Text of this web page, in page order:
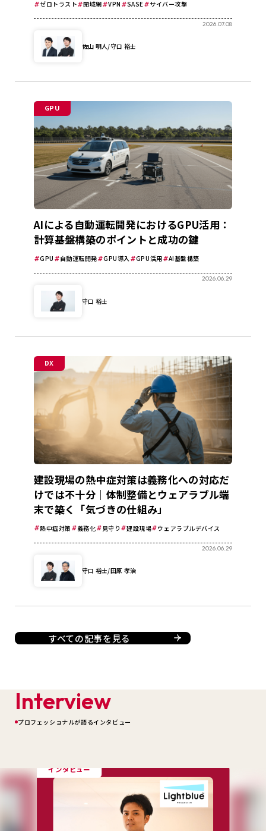
ゼロトラスト 閉域網 VPN SASE サイバー攻撃
2026.07.08
佐山 明人/守口 裕士
GPU
AIによる自動運転開発におけるGPU活用：
計算基盤構築のポイントと成功の鍵
GPU 自動運転開発 GPU導入 GPU活用 AI基盤構築
2026.06.29
守口 裕士
DX
建設現場の熱中症対策は義務化への対応だ
けでは不十分｜体制整備とウェアラブル端
末で築く「気づきの仕組み」
熱中症対策 義務化 見守り 建設現場 ウェアラブルデバイス
2026.06.29
守口 裕士/田原 孝治
すべての記事を見る
Interview
プロフェッショナルが語るインタビュー
インタビュー